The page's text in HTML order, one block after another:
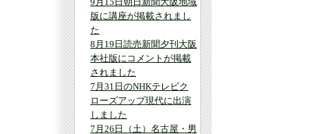
版に講座が掲載されまし
た
8月19日読売新聞夕刊大阪
本社版にコメントが掲載
されました
7月31日のNHKテレビク
ローズアップ現代に出演
しました
7月26日（土）名古屋・男